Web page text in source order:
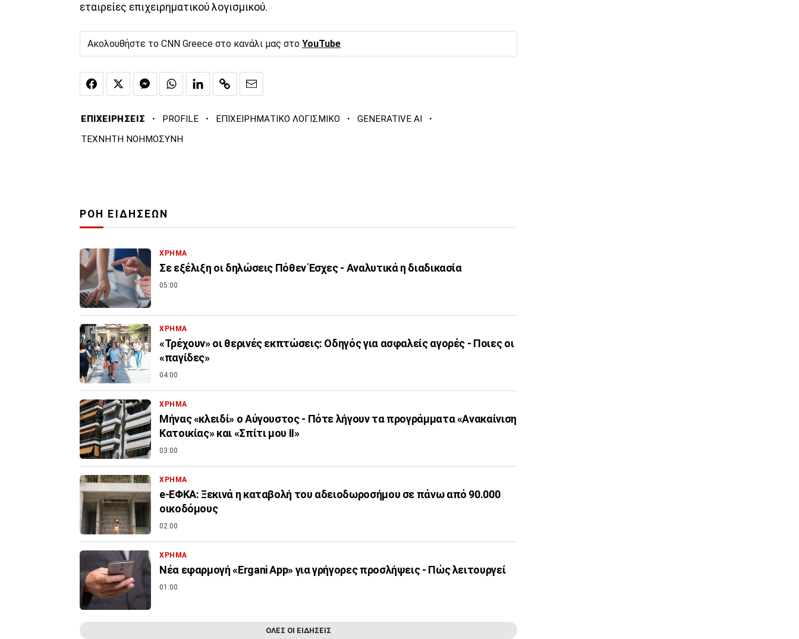
εταιρείες επιχειρηματικού λογισμικού.
Ακολουθήστε το CNN Greece στο κανάλι μας στο YouTube
ΕΠΙΧΕΙΡΗΣΕΙΣ · PROFILE · ΕΠΙΧΕΙΡΗΜΑΤΙΚΟ ΛΟΓΙΣΜΙΚΟ · GENERATIVE AI ·
ΤΕΧΝΗΤΗ ΝΟΗΜΟΣΥΝΗ
ΡΟΗ ΕΙΔΗΣΕΩΝ
ΧΡΗΜΑ
Σε εξέλιξη οι δηλώσεις Πόθεν Έσχες - Αναλυτικά η διαδικασία
05:00
ΧΡΗΜΑ
«Τρέχουν» οι θερινές εκπτώσεις: Οδηγός για ασφαλείς αγορές - Ποιες οι
«παγίδες»
04:00
ΧΡΗΜΑ
Μήνας «κλειδί» ο Αύγουστος - Πότε λήγουν τα προγράμματα «Ανακαίνιση
Κατοικίας» και «Σπίτι μου ΙΙ»
03:00
ΧΡΗΜΑ
e-ΕΦΚΑ: Ξεκινά η καταβολή του αδειοδωροσήμου σε πάνω από 90.000
οικοδόμους
02:00
ΧΡΗΜΑ
Νέα εφαρμογή «Ergani App» για γρήγορες προσλήψεις - Πώς λειτουργεί
01:00
ΟΛΕΣ ΟΙ ΕΙΔΗΣΕΙΣ